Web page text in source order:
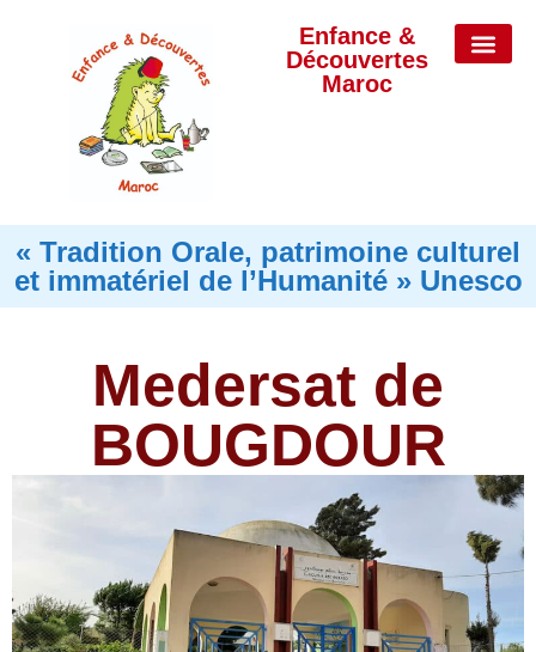
Enfance &
Découvertes
Maroc
« Tradition Orale, patrimoine culturel
et immatériel de l’Humanité » Unesco
Medersat de
BOUGDOUR